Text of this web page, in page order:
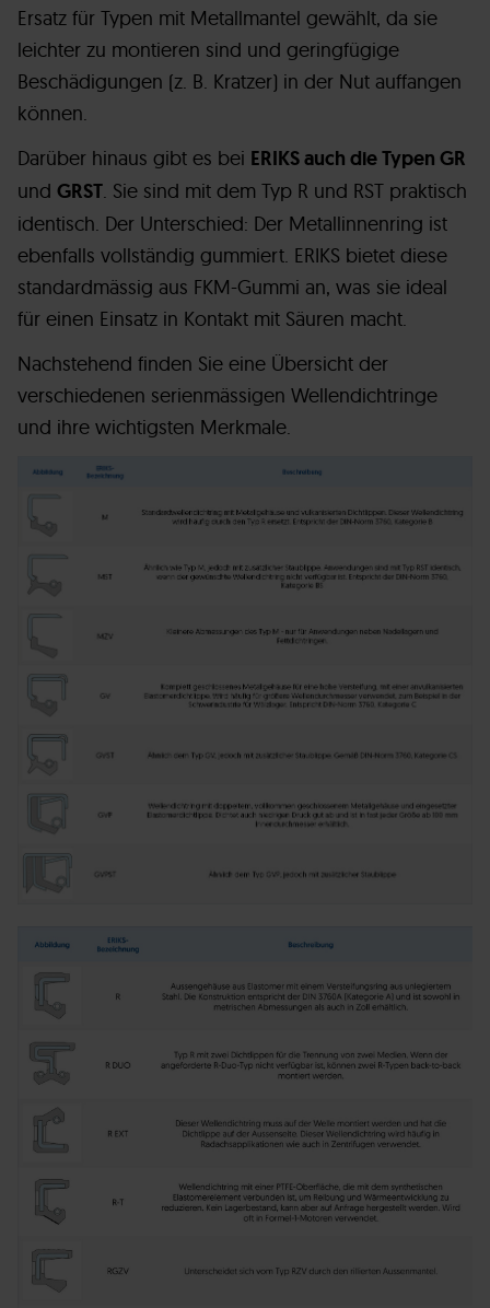
Ersatz für Typen mit Metallmantel gewählt, da sie
leichter zu montieren sind und geringfügige
Beschädigungen (z. B. Kratzer) in der Nut auffangen
können.
Darüber hinaus gibt es bei ERIKS auch die Typen GR
und GRST. Sie sind mit dem Typ R und RST praktisch
identisch. Der Unterschied: Der Metallinnenring ist
ebenfalls vollständig gummiert. ERIKS bietet diese
standardmässig aus FKM-Gummi an, was sie ideal
für einen Einsatz in Kontakt mit Säuren macht.
Nachstehend finden Sie eine Übersicht der
verschiedenen serienmässigen Wellendichtringe
und ihre wichtigsten Merkmale.